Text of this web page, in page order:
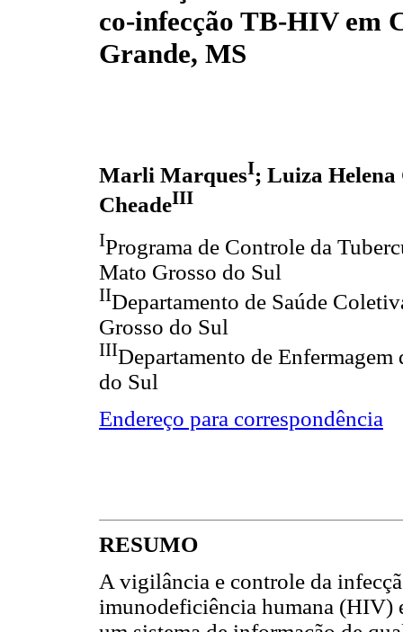
co-infecção TB-HIV em
Grande, MS
Marli MarquesI; Luiza Helena
CheadeIII
IPrograma de Controle da
Mato Grosso do Sul
IIDepartamento de Saúde
Grosso do Sul
IIIDepartamento de
do Sul
Endereço para correspondência
RESUMO
A vigilância e controle da
imunodeficiência humana (HIV)